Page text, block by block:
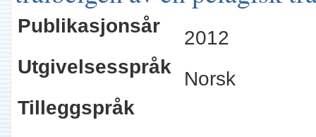
Publikasjonsår
2012
Utgivelsesspråk
Norsk
Tilleggspråk